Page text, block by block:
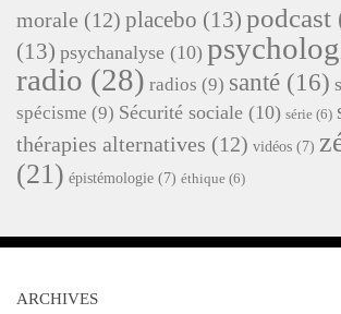
morale (12) placebo (13) podcast
(13) psychanalyse (10)
radio (28) radios (9) santé (16)
spécisme (9) Sécurité sociale (10) série (6)
thérapies alternatives (12) vidéos (7)
(21) épistémologie (7) éthique (6)
ARCHIVES